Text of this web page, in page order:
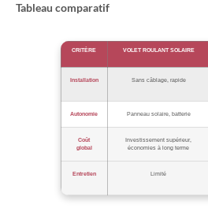
Tableau comparatif
CRITÈRE VOLET ROULANT SOLAIRE
Installation Sans câblage, rapide
Autonomie Panneau solaire, batterie
Coût
global
Investissement supérieur,
économies à long terme
Entretien Limité